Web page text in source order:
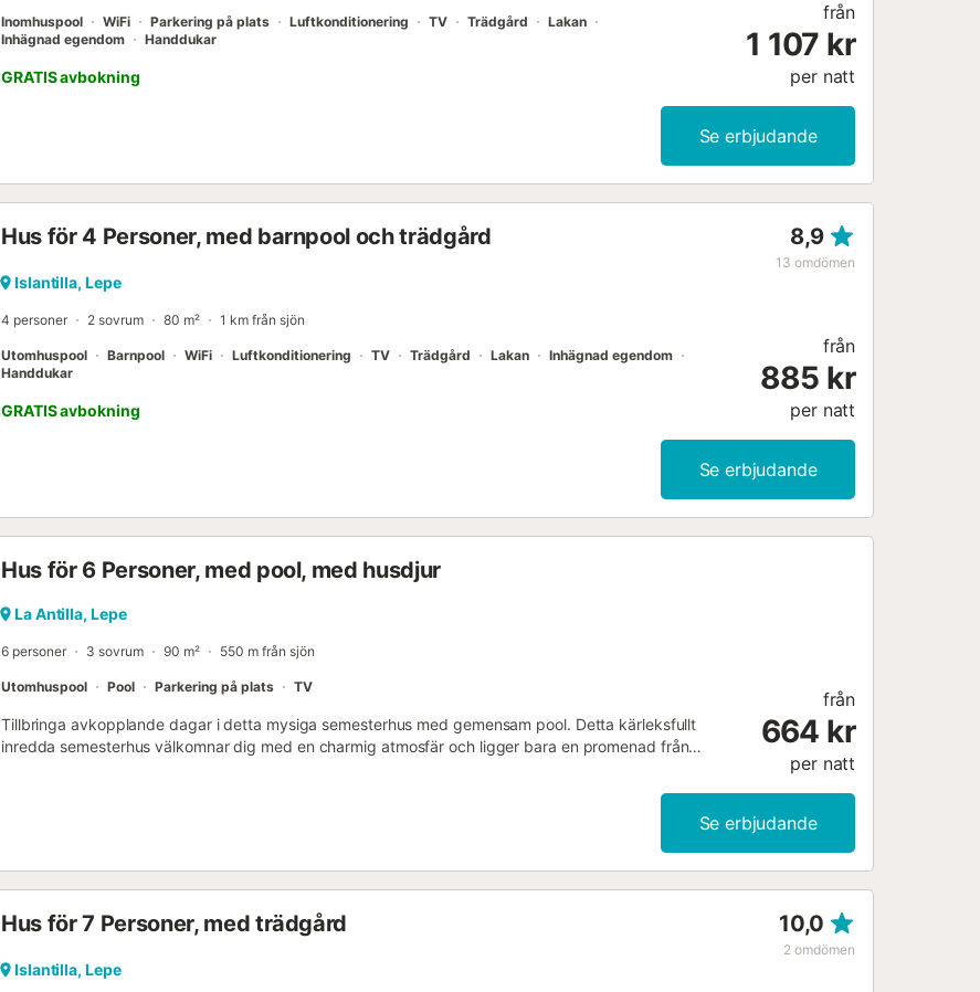
Inomhuspool WiFi Parkering på plats Luftkonditionering TV Trädgård
Lakan
Inhägnad egendom
Handdukar
GRATIS avbokning
från
1 107 kr
per natt
Se erbjudande
Hus för 4 Personer, med barnpool och trädgård 8,9
13 omdömen
Islantilla, Lepe
4 personer 2 sovrum 80 m² 1 km från sjön
Utomhuspool Barnpool WiFi Luftkonditionering TV Trädgård Lakan
Inhägnad egendom
Handdukar
GRATIS avbokning
från
885 kr
per natt
Se erbjudande
Hus för 6 Personer, med pool, med husdjur
La Antilla, Lepe
6 personer 3 sovrum 90 m² 550 m från sjön
Utomhuspool Pool Parkering på plats TV
Tillbringa avkopplande dagar i detta mysiga semesterhus med gemensam pool. Detta kärleksfullt
inredda semesterhus välkomnar dig med en charmig atmosfär och ligger bara en promenad från
en lång dag kan du sätta dig tillrätta i den rymliga soffan och umgås med dina nära och kära under en
spelkväll. Det finns en uppfriskande pool i den gemensamma trädgården som du kan njuta av under
varma dagar. Kasta en handduk över axeln direkt efter frukost och dyk ner i det underbara vattnet.
Njut av solen på den välskötta gräsmattan och fördjupa dig i en spännande bok. Upptäck de vackra
och det imponerande naturreservatet Doñana är perfekta för dagsutflykter....
från
664 kr
per natt
Se erbjudande
Hus för 7 Personer, med trädgård 10,0
2 omdömen
Islantilla, Lepe